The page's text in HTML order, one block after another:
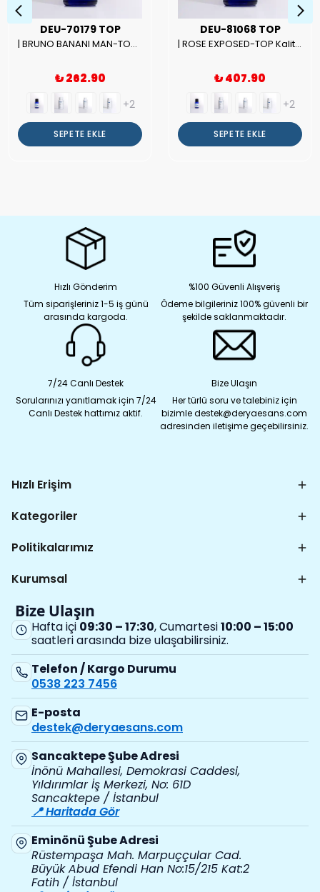
DEU-70179 TOP
| BRUNO BANANI MAN-TOP Kalite Erkek Parfüm Esansı.|
₺ 262.90
+2
SEPETE EKLE
DEU-81068 TOP
| ROSE EXPOSED-TOP Kalite Unısex Parfüm Esansı.|
₺ 407.90
+2
SEPETE EKLE
Hızlı Gönderim
Tüm siparişleriniz 1-5 iş günü
arasında kargoda.
%100 Güvenli Alışveriş
Ödeme bilgileriniz 100% güvenli bir
şekilde saklanmaktadır.
7/24 Canlı Destek
Sorularınızı yanıtlamak için 7/24
Canlı Destek hattımız aktif.
Bize Ulaşın
Her türlü soru ve talebiniz için
bizimle destek@deryaesans.com
adresinden iletişime geçebilirsiniz.
Hızlı Erişim
Kategoriler
Politikalarımız
Kurumsal
Bize Ulaşın
Hafta içi 09:30 – 17:30, Cumartesi10:00 – 15:00
saatleri arasında bize ulaşabilirsiniz.
Telefon / Kargo Durumu
0538 223 7456
E-posta
destek@deryaesans.com
Sancaktepe Şube Adresi
İnönü Mahallesi, Demokrasi Caddesi,
Yıldırımlar İş Merkezi, No: 61D
Sancaktepe / İstanbul
📍 Haritada Gör
Eminönü Şube Adresi
Rüstempaşa Mah. Marpuççular Cad.
Büyük Abud Efendi Han No:15/215 Kat:2
Fatih / İstanbul